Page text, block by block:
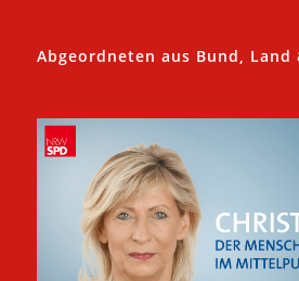
Abgeordneten aus Bund, Land